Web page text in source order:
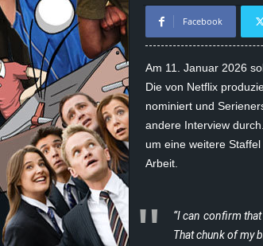
n
s
g
z
Facebook
Am 11. Januar 2026
Die von Netflix
nominiert und
andere Interview
um eine weitere
Arbeit.
“I can confirm that
That chunk of my